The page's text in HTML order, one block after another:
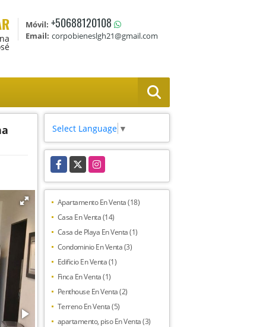
Móvil: +50688120108
Email: corpobieneslgh21@gmail.com
Select Language ▼
Facebook
X Instagram
Apartamento En Venta (18)
Casa En Venta (14)
Casa de Playa En Venta (1)
Condominio En Venta (3)
Edificio En Venta (1)
Finca En Venta (1)
Penthouse En Venta (2)
Terreno En Venta (5)
apartamento, piso En Venta (3)